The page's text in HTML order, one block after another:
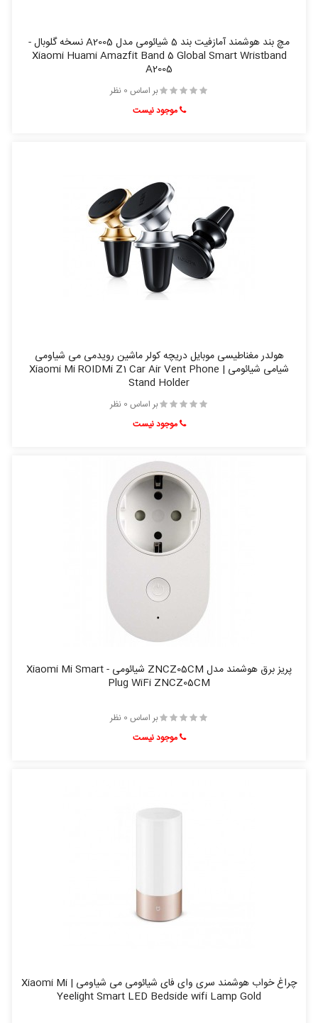
مچ بند هوشمند آمازفیت بند 5 شیائومی مدل A2005 نسخه گلوبال -
Xiaomi Huami Amazfit Band 5 Global Smart Wristband
A2005
بر اساس 0 نظر
موجود نیست
هولدر مغناطیسی موبایل دریچه کولر ماشین رویدمی می شیاومی
شیامی شیائومی | Xiaomi Mi ROIDMi Z1 Car Air Vent Phone
Stand Holder
بر اساس 0 نظر
موجود نیست
پریز برق هوشمند مدل ZNCZ05CM شیائومی - Xiaomi Mi Smart
Plug WiFi ZNCZ05CM
بر اساس 0 نظر
موجود نیست
چراغ خواب هوشمند سری وای فای شیائومی می شیاومی | Xiaomi Mi
Yeelight Smart LED Bedside wifi Lamp Gold